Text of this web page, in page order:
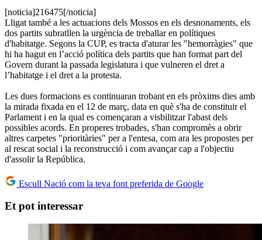
[noticia]216475[/noticia]
Lligat també a les actuacions dels Mossos en els desnonaments, els
dos partits subratllen la urgència de treballar en polítiques
d'habitatge. Segons la CUP, es tracta d'aturar les "hemorràgies" que
hi ha hagut en l’acció política dels partits que han format part del
Govern durant la passada legislatura i que vulneren el dret a
l’habitatge i el dret a la protesta.
Les dues formacions es continuaran trobant en els pròxims dies amb
la mirada fixada en el 12 de març, data en què s'ha de constituir el
Parlament i en la qual es començaran a visbilitzar l'abast dels
possibles acords. En properes trobades, s'han compromès a obrir
altres carpetes "prioritàries" per a l'entesa, com ara les propostes per
al rescat social i la reconstrucció i com avançar cap a l'objectiu
d'assolir la República.
Escull Nació com la teva font preferida de Google
Et pot interessar